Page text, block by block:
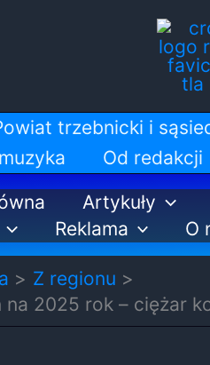
trzebnicki i
Od redakcji
Artykuły
Reklama O
Z regionu
na 2025 rok – ciężar